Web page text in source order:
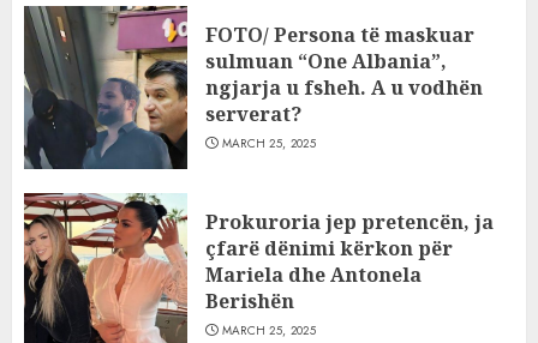
FOTO/ Persona të maskuar
sulmuan “One Albania”,
ngjarja u fsheh. A u vodhën
serverat?
MARCH 25, 2025
Prokuroria jep pretencën, ja
çfarë dënimi kërkon për
Mariela dhe Antonela
Berishën
MARCH 25, 2025